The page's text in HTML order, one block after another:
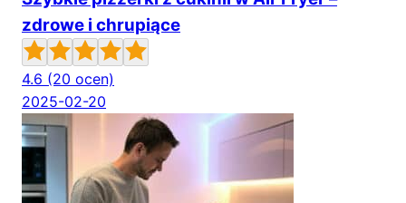
zdrowe i chrupiące
4.6 (20 ocen)
2025-02-20